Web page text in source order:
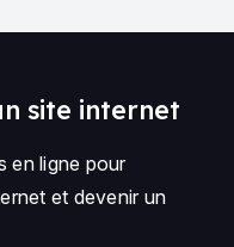
site internet
en ligne pour
et devenir un